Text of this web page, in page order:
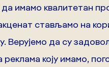
имамо квалитетан
стављамо на
Верујемо да су
реклама коју имамо,